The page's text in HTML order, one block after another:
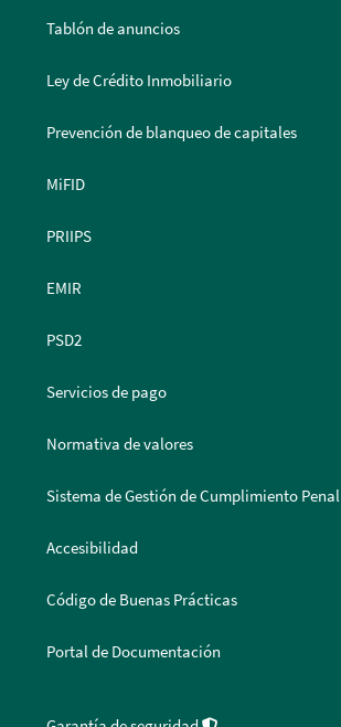
Tablón de anuncios
Ley de Crédito Inmobiliario
Prevención de blanqueo de capitales
MiFID
PRIIPS
EMIR
PSD2
Servicios de pago
Normativa de valores
Sistema de Gestión de Cumplimiento Penal
Accesibilidad
Código de Buenas Prácticas
Portal de Documentación